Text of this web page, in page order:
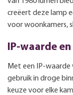
creëert deze lamp
voor woonkamers,
IP-waarde
Met een IP-
gebruik in droge
keuze voor elke